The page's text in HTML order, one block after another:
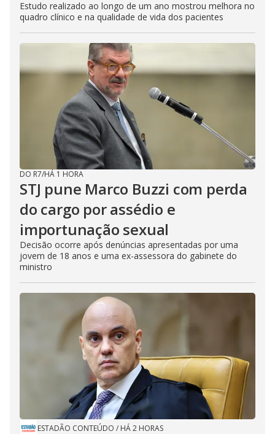
Estudo realizado ao longo de um ano mostrou melhora no
quadro clínico e na qualidade de vida dos pacientes
DO R7/HÁ 1 HORA
STJ pune Marco Buzzi com perda
do cargo por assédio e
importunação sexual
Decisão ocorre após denúncias apresentadas por uma
jovem de 18 anos e uma ex-assessora do gabinete do
ministro
ESTADÃO CONTEÚDO / HÁ 2 HORAS